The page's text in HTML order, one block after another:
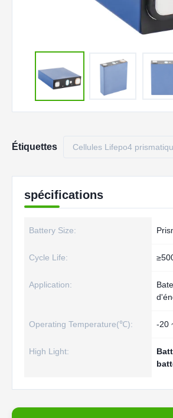
Étiquettes Cellules Lifepo4
spécifications
Battery Size:
Cycle Life:
Application:
Operating Temperature(℃): -20
High Light: